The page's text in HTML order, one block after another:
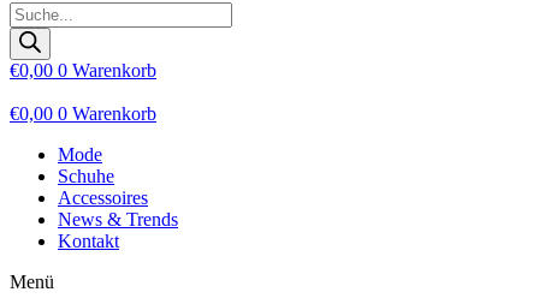
Products
search
€0,00 0 Warenkorb
€0,00 0 Warenkorb
Mode
Schuhe
Accessoires
News & Trends
Kontakt
Menü